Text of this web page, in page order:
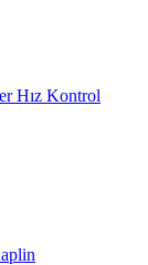
Hız Kontrol